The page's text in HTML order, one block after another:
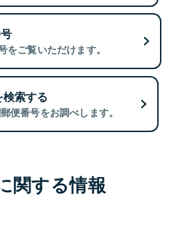
ご覧いただけます。
索する
便番号をお調べします。
関する情報